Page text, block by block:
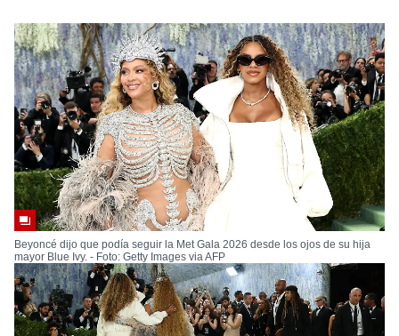
Beyoncé dijo que podía seguir la Met Gala 2026 desde los ojos de su hija
mayor Blue Ivy. - Foto: Getty Images via AFP